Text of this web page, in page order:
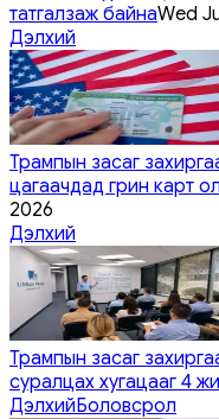
татгалзаж байнаWed
Дэлхий
Трампын засаг
цагаачдад грин карт
2026
Дэлхий
Трампын засаг
суралцах хугацааг 4
ДэлхийБоловсрол